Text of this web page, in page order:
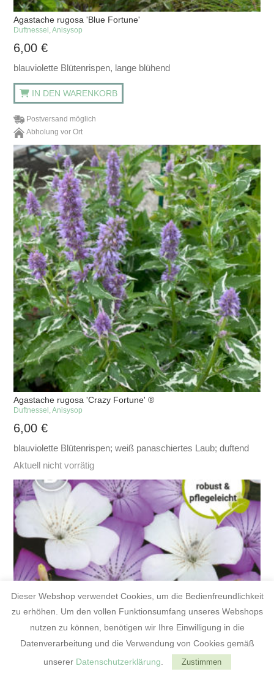
Agastache rugosa 'Blue Fortune'
Duftnessel, Anisysop
6,00€
blauviolette Blütenrispen, lange blühend
IN DEN WARENKORB
Postversand möglich
Abholung vor Ort
Agastache rugosa 'Crazy Fortune' ®
Duftnessel, Anisysop
6,00€
blauviolette Blütenrispen; weiß panaschiertes Laub; duftend
Aktuell nicht vorrätig
Dieser Webshop verwendet Cookies, um die Bedienfreundlichkeit
zu erhöhen. Um den vollen Funktionsumfang unseres Webshops
nutzen zu können, benötigen wir Ihre Einwilligung in die
Datenverarbeitung und die Verwendung von Cookies gemäß
unserer Datenschutzerklärung Zustimmen